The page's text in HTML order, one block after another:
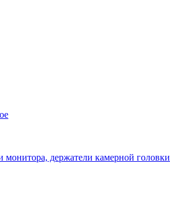
держатели камерной головки